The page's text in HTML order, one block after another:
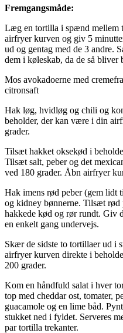
Fremgangsmåde:
Læg en tortilla i spænd mellem
airfryer kurven og giv 5
ud og gentag med de 3 andre.
dem i køleskab, da de så bliver
Mos avokadoerne med
citronsaft
Hak løg, hvidløg og chili og
beholder, der kan være i din
grader.
Tilsæt hakket oksekød i
Tilsæt salt, peber og det
ved 180 grader. Åbn airfryer
Hak imens rød peber (gem
og kidney bønnerne. Tilsæt rød
hakkede kød og rør rundt. Giv
en enkelt gang undervejs.
Skær de sidste to tortillaer ud i
airfryer kurven direkte i
200 grader.
Kom en håndfuld salat i hver
top med cheddar ost, tomater,
guacamole og en lime båd.
stukket ned i fyldet. Serveres
par tortilla trekanter.